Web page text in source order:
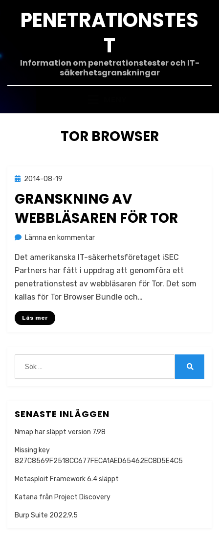
innehållPENETRATIONSTES
T
Information om penetrationstester och IT-
säkerhetsgranskningar
ETIKETT
:
TOR BROWSER
Publicerad
2014-08-19
GRANSKNING AV
WEBBLÄSAREN FÖR TOR
avJonas Lejon
Lämna en kommentarpå
av
webbläsaren
för
Det amerikanska IT-säkerhetsföretaget iSEC
Partners har fått i uppdrag att genomföra ett
penetrationstest av webbläsaren för Tor. Det som
kallas för Tor Browser Bundle och…
Läs mer
efter:
SENASTE INLÄGGEN
Nmap har släppt version 7.98
Missing key
827C8569F2518CC677FECA1AED65462EC8D5E4C5
Metasploit Framework 6.4 släppt
Katana från Project Discovery
Burp Suite 2022.9.5